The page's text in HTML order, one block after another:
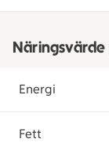
Energi
Fett